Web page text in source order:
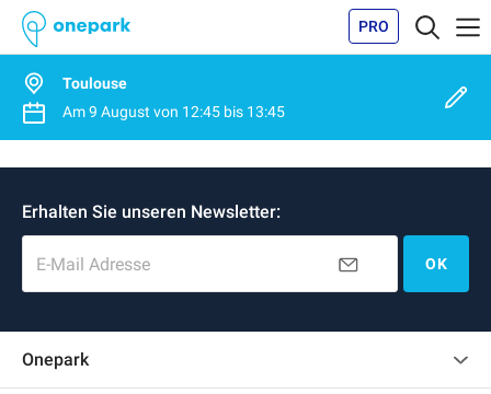
PRO
Toulouse
Am9 August von 12:45bis 13:45
Erhalten Sie unseren Newsletter:
E-Mail Adresse OK
Onepark